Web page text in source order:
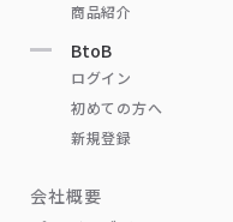
商品紹介
BtoB
ログイン
初めての方へ
新規登録
会社概要